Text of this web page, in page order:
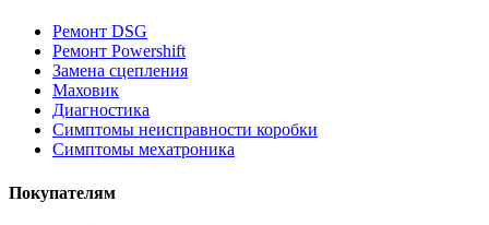
Ремонт DSG
Ремонт Powershift
Замена сцепления
Маховик
Диагностика
Симптомы неисправности коробки
Симптомы мехатроника
Покупателям